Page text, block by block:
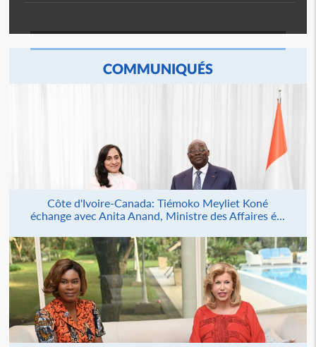
COMMUNIQUÉS
Côte d'Ivoire-Canada: Tiémoko Meyliet Koné
échange avec Anita Anand, Ministre des Affaires é...